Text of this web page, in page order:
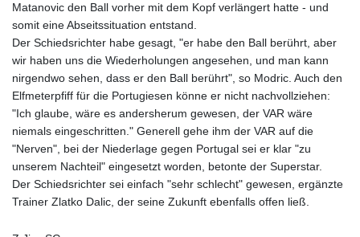
Matanovic den Ball vorher mit dem Kopf verlängert hatte - und
somit eine Abseitssituation entstand.
Der Schiedsrichter habe gesagt, "er habe den Ball berührt, aber
wir haben uns die Wiederholungen angesehen, und man kann
nirgendwo sehen, dass er den Ball berührt", so Modric. Auch den
Elfmeterpfiff für die Portugiesen könne er nicht nachvollziehen:
"Ich glaube, wäre es andersherum gewesen, der VAR wäre
niemals eingeschritten." Generell gehe ihm der VAR auf die
"Nerven", bei der Niederlage gegen Portugal sei er klar "zu
unserem Nachteil" eingesetzt worden, betonte der Superstar.
Der Schiedsrichter sei einfach "sehr schlecht" gewesen, ergänzte
Trainer Zlatko Dalic, der seine Zukunft ebenfalls offen ließ.